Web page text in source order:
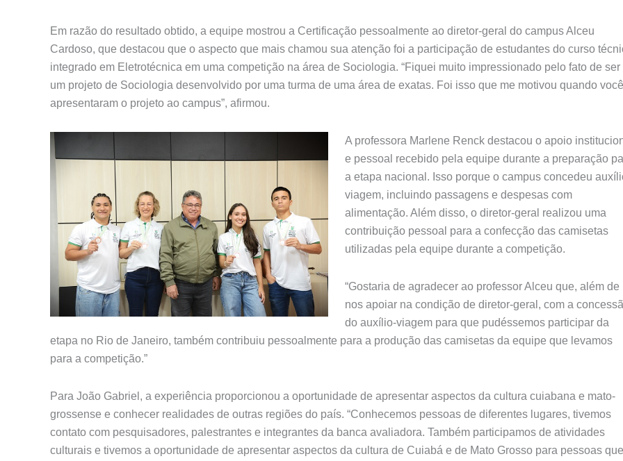
Em razão do resultado obtido, a equipe mostrou a Certificação pessoalmente ao diretor-geral do campus Alceu
Cardoso, que destacou que o aspecto que mais chamou sua atenção foi a participação de estudantes do curso
integrado em Eletrotécnica em uma competição na área de Sociologia. “Fiquei muito impressionado pelo fato de ser
um projeto de Sociologia desenvolvido por uma turma de uma área de exatas. Foi isso que me motivou quando
apresentaram o projeto ao campus”, afirmou.
A professora Marlene Renck destacou o apoio
e pessoal recebido pela equipe durante a preparação
a etapa nacional. Isso porque o campus concedeu
viagem, incluindo passagens e despesas com
alimentação. Além disso, o diretor-geral realizou uma
contribuição pessoal para a confecção das camisetas
utilizadas pela equipe durante a competição.
“Gostaria de agradecer ao professor Alceu que, além de
nos apoiar na condição de diretor-geral, com a
do auxílio-viagem para que pudéssemos participar da
etapa no Rio de Janeiro, também contribuiu pessoalmente para a produção das camisetas da equipe que levamos
para a competição.”
Para João Gabriel, a experiência proporcionou a oportunidade de apresentar aspectos da cultura cuiabana e mato-
grossense e conhecer realidades de outras regiões do país. “Conhecemos pessoas de diferentes lugares, tivemos
contato com pesquisadores, palestrantes e integrantes da banca avaliadora. Também participamos de atividades
culturais e tivemos a oportunidade de apresentar aspectos da cultura de Cuiabá e de Mato Grosso para pessoas